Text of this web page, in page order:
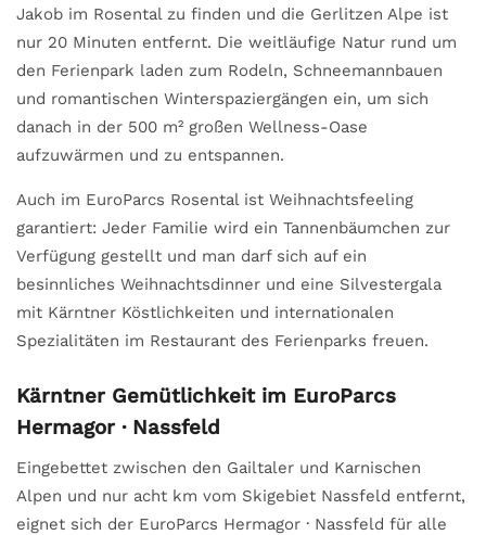
Jakob im Rosental zu finden und die Gerlitzen Alpe ist
nur 20 Minuten entfernt. Die weitläufige Natur rund um
den Ferienpark laden zum Rodeln, Schneemannbauen
und romantischen Winterspaziergängen ein, um sich
danach in der 500 m² großen Wellness-Oase
aufzuwärmen und zu entspannen.
Auch im EuroParcs Rosental ist Weihnachtsfeeling
garantiert: Jeder Familie wird ein Tannenbäumchen zur
Verfügung gestellt und man darf sich auf ein
besinnliches Weihnachtsdinner und eine Silvestergala
mit Kärntner Köstlichkeiten und internationalen
Spezialitäten im Restaurant des Ferienparks freuen.
Kärntner Gemütlichkeit im EuroParcs
Hermagor · Nassfeld
Eingebettet zwischen den Gailtaler und Karnischen
Alpen und nur acht km vom Skigebiet Nassfeld entfernt,
eignet sich der EuroParcs Hermagor · Nassfeld für alle